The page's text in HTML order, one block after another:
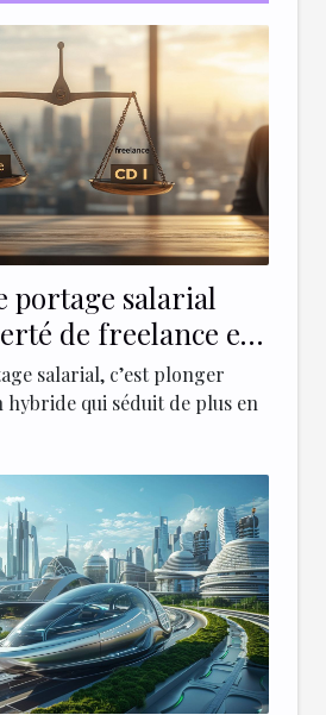
portage salarial
de freelance et
salarial, c’est plonger
hybride qui séduit de plus en